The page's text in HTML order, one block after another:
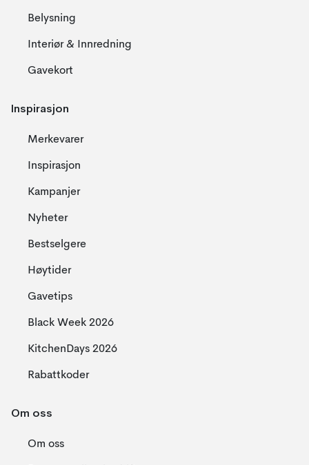
Belysning
Interiør & Innredning
Gavekort
Inspirasjon
Merkevarer
Inspirasjon
Kampanjer
Nyheter
Bestselgere
Høytider
Gavetips
Black Week 2026
KitchenDays 2026
Rabattkoder
Om oss
Om oss